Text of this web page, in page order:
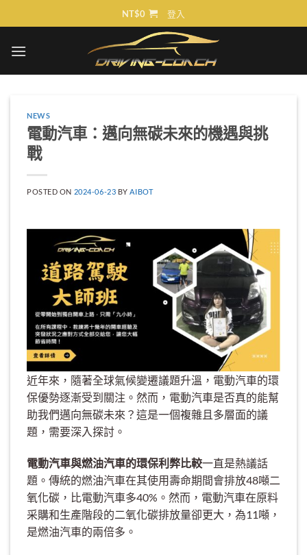
to
NT$0 登入
NEWS
電動汽車：邁向無碳未來的機遇與挑
戰
POSTED ON 2024-06-23 BY AIBOT
近年來，隨著全球氣候變遷議題升溫，電動汽車的環
保優勢逐漸受到關注。然而，電動汽車是否真的能幫
助我們邁向無碳未來？這是一個複雜且多層面的議
題，需要深入探討。
電動汽車與燃油汽車的環保利弊比較一直是熱議話
題。傳統的燃油汽車在其使用壽命期間會排放48噸二
氧化碳，比電動汽車多40%。然而，電動汽車在原料
采購和生產階段的二氧化碳排放量卻更大，為11噸，
是燃油汽車的兩倍多。